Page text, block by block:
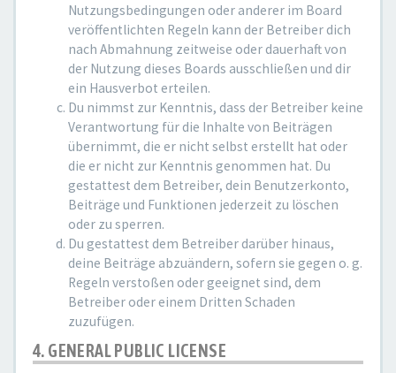
Nutzungsbedingungen oder anderer im Board
veröffentlichten Regeln kann der Betreiber dich
nach Abmahnung zeitweise oder dauerhaft von
der Nutzung dieses Boards ausschließen und dir
ein Hausverbot erteilen.
Du nimmst zur Kenntnis, dass der Betreiber keine
Verantwortung für die Inhalte von Beiträgen
übernimmt, die er nicht selbst erstellt hat oder
die er nicht zur Kenntnis genommen hat. Du
gestattest dem Betreiber, dein Benutzerkonto,
Beiträge und Funktionen jederzeit zu löschen
oder zu sperren.
Du gestattest dem Betreiber darüber hinaus,
deine Beiträge abzuändern, sofern sie gegen o. g.
Regeln verstoßen oder geeignet sind, dem
Betreiber oder einem Dritten Schaden
zuzufügen.
4. GENERAL PUBLIC LICENSE